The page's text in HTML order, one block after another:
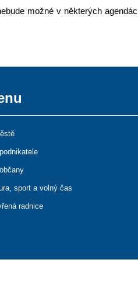
možné v některých
sport a volný čas
radnice